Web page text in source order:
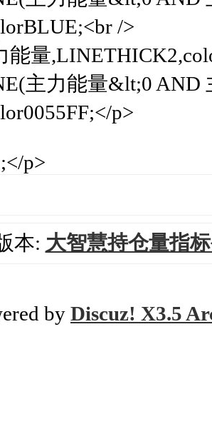
/>
能量
主力能量&lt;0 AND
p>
p>
本: 大智慧持仓量指
by Discuz! X3.5